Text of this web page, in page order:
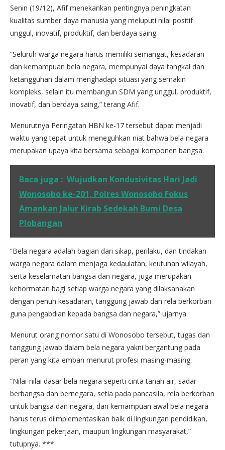
Senin (19/12), Afif menekankan pentingnya peningkatan
kualitas sumber daya manusia yang meluputi nilai positif
unggul, inovatif, produktif, dan berdaya saing.
“Seluruh warga negara harus memiliki semangat, kesadaran
dan kemampuan bela negara, mempunyai daya tangkal dan
ketangguhan dalam menghadapi situasi yang semakin
kompleks, selain itu membangun SDM yang unggul, produktif,
inovatif, dan berdaya saing,” terang Afif.
Menurutnya Peringatan HBN ke-17 tersebut dapat menjadi
waktu yang tepat untuk meneguhkan niat bahwa bela negara
merupakan upaya kita bersama sebagai komponen bangsa.
Baca juga : Wujudkan Kondusivitas Hari Jadi
Wonosobo ke-201, Polres Wonosobo Fokus
Amankan Jalur Kirab Sedekah Bumi Desa
Plobangan
“Bela negara adalah bagian dari sikap, perilaku, dan tindakan
warga negara dalam menjaga kedaulatan, keutuhan wilayah,
serta keselamatan bangsa dan negara, juga merupakan
kehormatan bagi setiap warga negara yang dilaksanakan
dengan penuh kesadaran, tanggung jawab dan rela berkorban
guna pengabdian kepada bangsa dan negara,” ujarnya.
Menurut orang nomor satu di Wonosobo tersebut, tugas dan
tanggung jawab dalam bela negara yakni bergantung pada
peran yang kita emban menurut profesi masing-masing.
“Nilai-nilai dasar bela negara seperti cinta tanah air, sadar
berbangsa dan bernegara, setia pada pancasila, rela berkorban
untuk bangsa dan negara, dan kemampuan awal bela negara
harus terus diimplementasikan baik di lingkungan pendidikan,
lingkungan pekerjaan, maupun lingkungan masyarakat,”
tutupnya. ***